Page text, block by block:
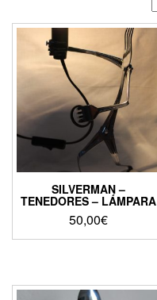
SILVERMAN –
TENEDORES – LÁMPARA
50,00€